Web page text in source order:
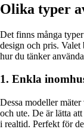
Olika typer
Det finns många
design och pris.
hur du tänker
1. Enkla
Dessa modeller
och ute. De är lätta
i realtid. Perfekt för